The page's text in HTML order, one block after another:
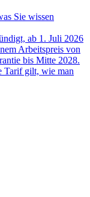
Sie wissen
ab 1. Juli 2026
Arbeitspreis von
bis Mitte 2028.
Tarif gilt, wie man